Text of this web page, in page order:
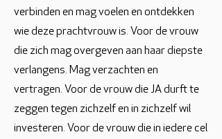
verbinden en mag voelen en ontdekken
wie deze prachtvrouw is. Voor de vrouw
die zich mag overgeven aan haar diepste
verlangens. Mag verzachten en
vertragen. Voor de vrouw die JA durft te
zeggen tegen zichzelf en in zichzelf wil
investeren. Voor de vrouw die in iedere cel